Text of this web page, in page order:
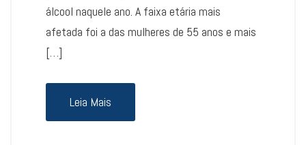
álcool naquele ano. A faixa etária mais
afetada foi a das mulheres de 55 anos e mais
[…]
Leia Mais